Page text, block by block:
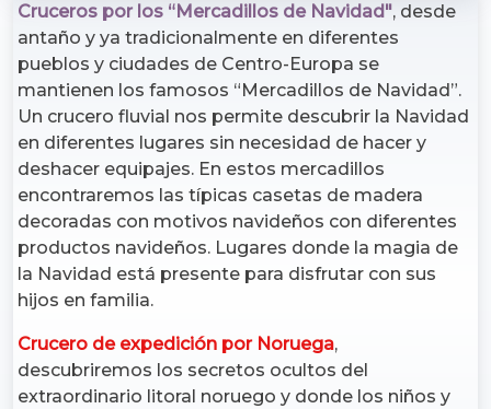
Cruceros por los “Mercadillos de Navidad", desde
antaño y ya tradicionalmente en diferentes
pueblos y ciudades de Centro-Europa se
mantienen los famosos “Mercadillos de Navidad”.
Un crucero fluvial nos permite descubrir la Navidad
en diferentes lugares sin necesidad de hacer y
deshacer equipajes. En estos mercadillos
encontraremos las típicas casetas de madera
decoradas con motivos navideños con diferentes
productos navideños. Lugares donde la magia de
la Navidad está presente para disfrutar con sus
hijos en familia.
Crucero de expedición por Noruega,
descubriremos los secretos ocultos del
extraordinario litoral noruego y donde los niños y